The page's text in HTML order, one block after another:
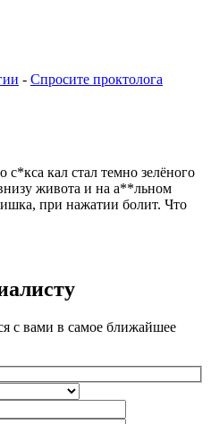
- Спросите проктолога
с*кса кал стал темно зелёного
живота и на а**льном
при нажатии болит. Что
с вами в самое ближайшее